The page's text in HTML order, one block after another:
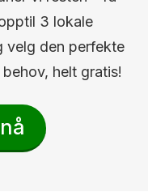
3 lokale
velg den perfekte
helt gratis!